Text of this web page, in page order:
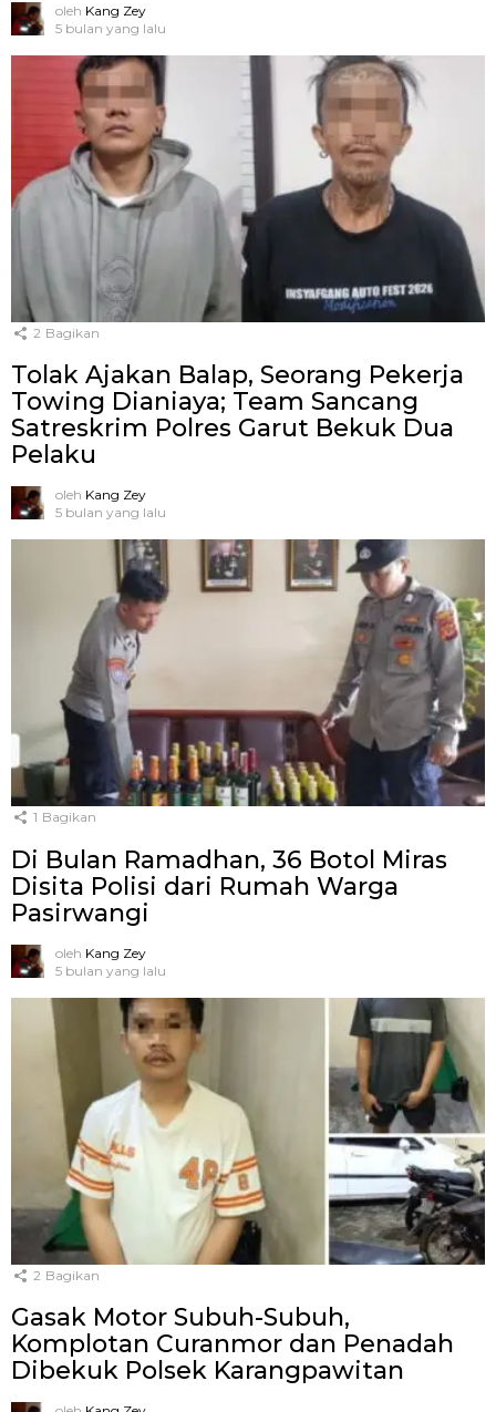
oleh Kang Zey
5 bulan yang lalu
2 Bagikan
Tolak Ajakan Balap, Seorang Pekerja
Towing Dianiaya; Team Sancang
Satreskrim Polres Garut Bekuk Dua
Pelaku
oleh Kang Zey
5 bulan yang lalu
1 Bagikan
Di Bulan Ramadhan, 36 Botol Miras
Disita Polisi dari Rumah Warga
Pasirwangi
oleh Kang Zey
5 bulan yang lalu
2 Bagikan
Gasak Motor Subuh-Subuh,
Komplotan Curanmor dan Penadah
Dibekuk Polsek Karangpawitan